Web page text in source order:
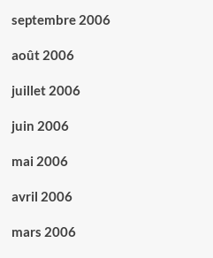
septembre 2006
août 2006
juillet 2006
juin 2006
mai 2006
avril 2006
mars 2006